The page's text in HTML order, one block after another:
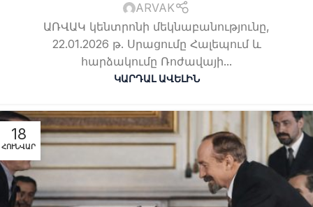
ARVAK
ԱՌՎԱԿ կենտրոնի մեկնաբանությունը,
22.01.2026 թ. Սրացումը Հալեպում և
հարձակումը Ռոժավայի...
ԿԱՐԴԱԼ ԱՎԵԼԻՆ
18
ՀՈՒՆՎԱՐ